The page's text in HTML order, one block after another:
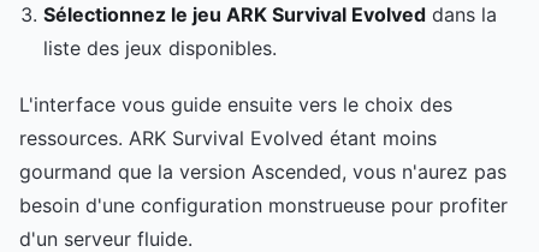
Sélectionnez le jeu ARK Survival Evolved dans la
liste des jeux disponibles.
L'interface vous guide ensuite vers le choix des
ressources. ARK Survival Evolved étant moins
gourmand que la version Ascended, vous n'aurez pas
besoin d'une configuration monstrueuse pour profiter
d'un serveur fluide.